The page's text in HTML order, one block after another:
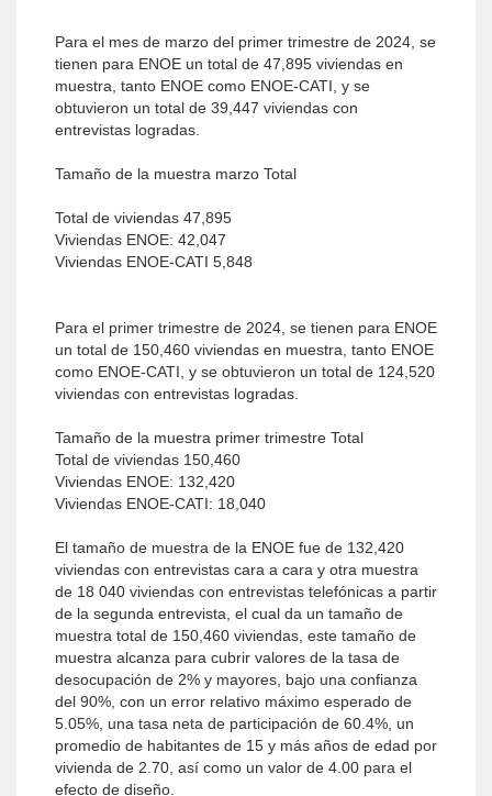
Para el mes de marzo del primer trimestre de 2024, se
tienen para ENOE un total de 47,895 viviendas en
muestra, tanto ENOE como ENOE-CATI, y se
obtuvieron un total de 39,447 viviendas con
entrevistas logradas.
Tamaño de la muestra marzo Total
Total de viviendas 47,895
Viviendas ENOE: 42,047
Viviendas ENOE-CATI 5,848
Para el primer trimestre de 2024, se tienen para ENOE
un total de 150,460 viviendas en muestra, tanto ENOE
como ENOE-CATI, y se obtuvieron un total de 124,520
viviendas con entrevistas logradas.
Tamaño de la muestra primer trimestre Total
Total de viviendas 150,460
Viviendas ENOE: 132,420
Viviendas ENOE-CATI: 18,040
El tamaño de muestra de la ENOE fue de 132,420
viviendas con entrevistas cara a cara y otra muestra
de 18 040 viviendas con entrevistas telefónicas a partir
de la segunda entrevista, el cual da un tamaño de
muestra total de 150,460 viviendas, este tamaño de
muestra alcanza para cubrir valores de la tasa de
desocupación de 2% y mayores, bajo una confianza
del 90%, con un error relativo máximo esperado de
5.05%, una tasa neta de participación de 60.4%, un
promedio de habitantes de 15 y más años de edad por
vivienda de 2.70, así como un valor de 4.00 para el
efecto de diseño.